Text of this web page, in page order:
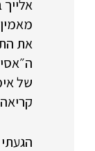
את
של